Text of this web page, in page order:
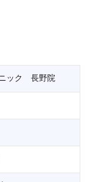
ック 長野院